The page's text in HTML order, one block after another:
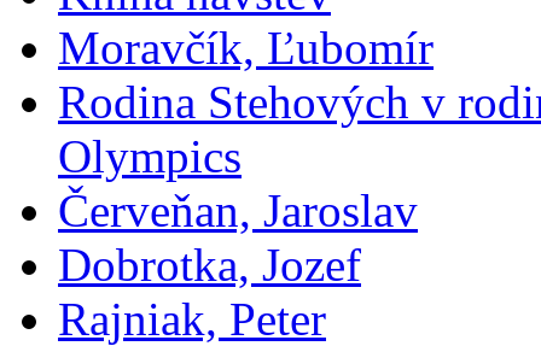
Moravčík, Ľubomír
Rodina Stehových v
Olympics
Červeňan, Jaroslav
Dobrotka, Jozef
Rajniak, Peter